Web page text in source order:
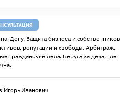
Дону. Защита бизнеса и собственников
репутации и свободы. Арбитраж,
гражданские дела. Берусь за дела, где
Игорь Иванович